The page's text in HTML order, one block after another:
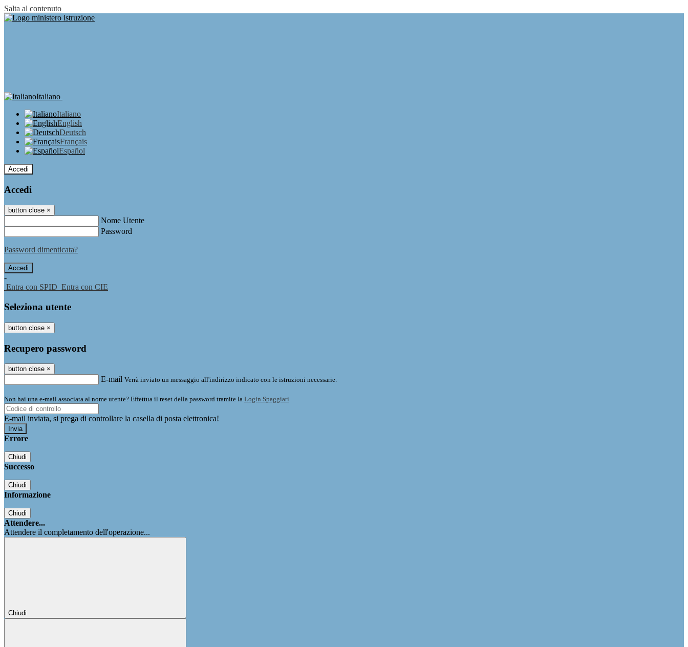
Salta al contenuto
Italiano
Italiano
English
Deutsch
Français
Español
Accedi
Accedi
button close ×
Nome Utente
Password
Password dimenticata?
-
Entra con SPID Entra con CIE
Seleziona utente
button close ×
Recupero password
button close ×
E-mail Verrà inviato un messaggio all'indirizzo indicato con le istruzioni necessarie.
Non hai una e-mail associata al nome utente? Effettua il reset della password tramite la Login Spaggiari
E-mail inviata, si prega di controllare la casella di posta elettronica!
Errore
Chiudi
Successo
Chiudi
Informazione
Chiudi
Attendere...
Attendere il completamento dell'operazione...
Chiudi